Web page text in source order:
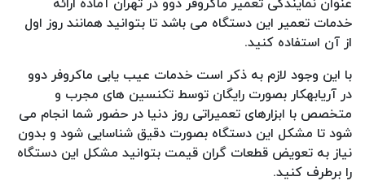
خدمات تعمیر این دستگاه می باشد تا بتوانید همانند روز اول
از آن استفاده کنید.
با این وجود لازم به ذکر است خدمات عیب یابی ماکروفر دوو
در آریابهکار بصورت رایگان توسط تکنسین های مجرب و
متخصص با ابزارهای تعمیراتی روز دنیا در حضور شما انجام می
شود تا مشکل این دستگاه بصورت دقیق شناسایی شود و بدون
نیاز به تعویض قطعات گران قیمت بتوانید مشکل این دستگاه
را برطرف کنید.